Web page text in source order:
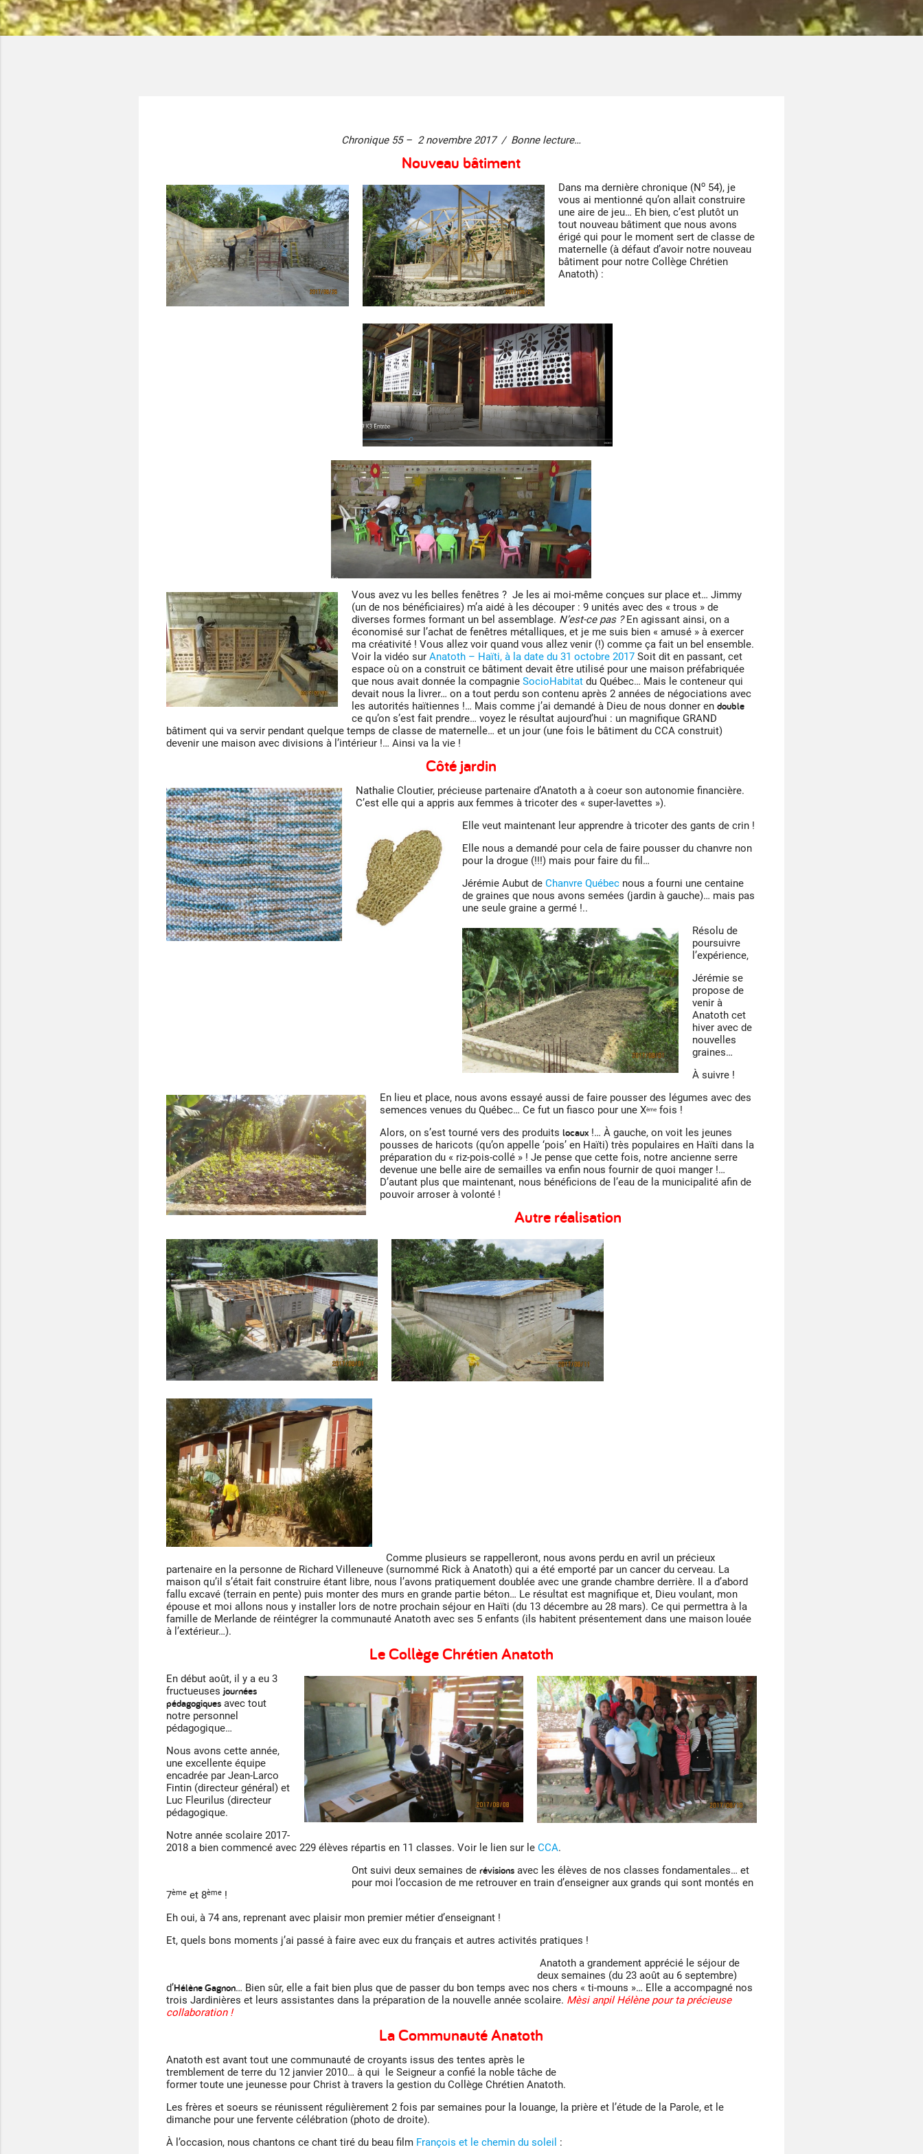
Chronique 55 – 2 novembre 2017 / Bonne lecture…
Nouveau bâtiment
Dans ma dernière chronique (No54), je
vous ai mentionné qu’on allait construire
une aire de jeu… Eh bien, c’est plutôt un
tout nouveau bâtiment que nous avons
érigé qui pour le moment sert de classe de
maternelle (à défaut d’avoir notre nouveau
bâtiment pour notre Collège Chrétien
Anatoth) :
Vous avez vu les belles fenêtres ? Je les ai moi-même conçues sur place et… Jimmy
(un de nos bénéficiaires) m’a aidé à les découper : 9 unités avec des « trous » de
diverses formes formant un bel assemblage. N’est-ce pas ?En agissant ainsi, on a
économisé sur l’achat de fenêtres métalliques, et je me suis bien « amusé » à exercer
ma créativité ! Vous allez voir quand vous allez venir (!) comme ça fait un bel ensemble.
Voir la vidéo sur Anatoth – Haïti, à la date du 31 octobre 2017Soit dit en passant, cet
espace où on a construit ce bâtiment devait être utilisé pour une maison préfabriquée
que nous avait donnée la compagnie SocioHabitatdu Québec… Mais le conteneur qui
devait nous la livrer… on a tout perdu son contenu après 2 années de négociations avec
les autorités haïtiennes !… Mais comme j’ai demandé à Dieu de nous donner en double
ce qu’on s’est fait prendre… voyez le résultat aujourd’hui : un magnifique GRAND
bâtiment qui va servir pendant quelque temps de classe de maternelle… et un jour (une fois le bâtiment du CCA construit)
devenir une maison avec divisions à l’intérieur !… Ainsi va la vie !
Côté jardin
Nathalie Cloutier, précieuse partenaire d’Anatoth a à coeur son autonomie financière.
C’est elle qui a appris aux femmes à tricoter des « super-lavettes »).
Elle veut maintenant leur apprendre à tricoter des gants de crin !
Elle nous a demandé pour cela de faire pousser du chanvre non
pour la drogue (!!!) mais pour faire du fil…
Jérémie Aubut de Chanvre Québecnous a fourni une centaine
de graines que nous avons semées (jardin à gauche)… mais pas
une seule graine a germé !..
Résolu de
poursuivre
l’expérience,
Jérémie se
propose de
venir à
Anatoth cet
hiver avec de
nouvelles
graines…
À suivre !
En lieu et place, nous avons essayé aussi de faire pousser des légumes avec des
semences venues du Québec… Ce fut un fiasco pour une Xèmefois !
Alors, on s’est tourné vers des produits locaux!… À gauche, on voit les jeunes
pousses de haricots (qu’on appelle ‘pois’ en Haïti) très populaires en Haïti dans la
préparation du « riz-pois-collé » ! Je pense que cette fois, notre ancienne serre
devenue une belle aire de semailles va enfin nous fournir de quoi manger !…
D’autant plus que maintenant, nous bénéficions de l’eau de la municipalité afin de
pouvoir arroser à volonté !
Autre réalisation
Comme plusieurs se rappelleront, nous avons perdu en avril un précieux
partenaire en la personne de Richard Villeneuve (surnommé Rick à Anatoth) qui a été emporté par un cancer du cerveau. La
maison qu’il s’était fait construire étant libre, nous l’avons pratiquement doublée avec une grande chambre derrière. Il a d’abord
fallu excavé (terrain en pente) puis monter des murs en grande partie béton… Le résultat est magnifique et, Dieu voulant, mon
épouse et moi allons nous y installer lors de notre prochain séjour en Haïti (du 13 décembre au 28 mars). Ce qui permettra à la
famille de Merlande de réintégrer la communauté Anatoth avec ses 5 enfants (ils habitent présentement dans une maison louée
à l’extérieur…).
Le Collège Chrétien Anatoth
En début août, il y a eu 3
fructueuses journées
pédagogiquesavec tout
notre personnel
pédagogique…
Nous avons cette année,
une excellente équipe
encadrée par Jean-Larco
Fintin (directeur général) et
Luc Fleurilus (directeur
pédagogique.
Notre année scolaire 2017-
2018 a bien commencé avec 229 élèves répartis en 11 classes. Voir le lien sur le CCA.
Ont suivi deux semaines de révisionsavec les élèves de nos classes fondamentales… et
pour moi l’occasion de me retrouver en train d’enseigner aux grands qui sont montés en
7èmeet 8ème!
Eh oui, à 74 ans, reprenant avec plaisir mon premier métier d’enseignant !
Et, quels bons moments j’ai passé à faire avec eux du français et autres activités pratiques !
Anatoth a grandement apprécié le séjour de
deux semaines (du 23 août au 6 septembre)
d’Hélène Gagnon… Bien sûr, elle a fait bien plus que de passer du bon temps avec nos chers « ti-mouns »… Elle a accompagné nos
trois Jardinières et leurs assistantes dans la préparation de la nouvelle année scolaire. Mèsi anpil Hélène pour ta précieuse
collaboration !
La Communauté Anatoth
Anatoth est avant tout une communauté de croyants issus des tentes après le
tremblement de terre du 12 janvier 2010… à qui le Seigneur a confié la noble tâche de
former toute une jeunesse pour Christ à travers la gestion du Collège Chrétien Anatoth.
Les frères et soeurs se réunissent régulièrement 2 fois par semaines pour la louange, la prière et l’étude de la Parole, et le
dimanche pour une fervente célébration (photo de droite).
À l’occasion, nous chantons ce chant tiré du beau film François et le chemin du soleil :